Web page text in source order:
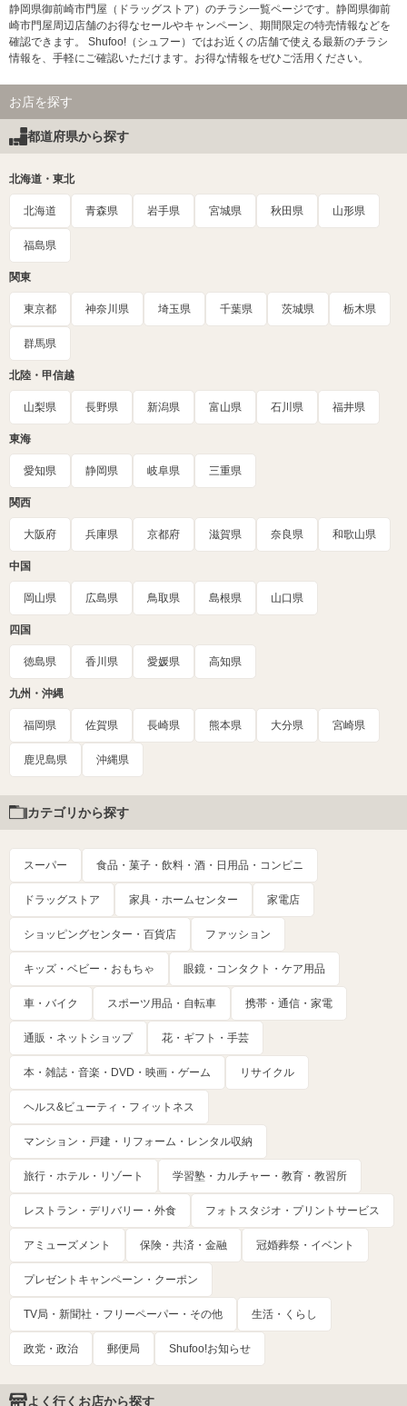
静岡県御前崎市門屋（ドラッグストア）のチラシ一覧ページです。静岡県御前
崎市門屋周辺店舗のお得なセールやキャンペーン、期間限定の特売情報などを
確認できます。 Shufoo!（シュフー）ではお近くの店舗で使える最新のチラシ
情報を、手軽にご確認いただけます。お得な情報をぜひご活用ください。
お店を探す
都道府県から探す
北海道・東北
北海道 青森県 岩手県 宮城県 秋田県 山形県
福島県
関東
東京都 神奈川県 埼玉県 千葉県 茨城県 栃木県
群馬県
北陸・甲信越
山梨県 長野県 新潟県 富山県 石川県 福井県
東海
愛知県 静岡県 岐阜県 三重県
関西
大阪府 兵庫県 京都府 滋賀県 奈良県 和歌山県
中国
岡山県 広島県 鳥取県 島根県 山口県
四国
徳島県 香川県 愛媛県 高知県
九州・沖縄
福岡県 佐賀県 長崎県 熊本県 大分県 宮崎県
鹿児島県 沖縄県
カテゴリから探す
スーパー 食品・菓子・飲料・酒・日用品・コンビニ
ドラッグストア 家具・ホームセンター 家電店
ショッピングセンター・百貨店 ファッション
キッズ・ベビー・おもちゃ 眼鏡・コンタクト・ケア用品
車・バイク スポーツ用品・自転車 携帯・通信・家電
通販・ネットショップ 花・ギフト・手芸
本・雑誌・音楽・DVD・映画・ゲーム リサイクル
ヘルス&ビューティ・フィットネス
マンション・戸建・リフォーム・レンタル収納
旅行・ホテル・リゾート 学習塾・カルチャー・教育・教習所
レストラン・デリバリー・外食 フォトスタジオ・プリントサービス
アミューズメント 保険・共済・金融 冠婚葬祭・イベント
プレゼントキャンペーン・クーポン
TV局・新聞社・フリーペーパー・その他 生活・くらし
政党・政治 郵便局 Shufoo!お知らせ
よく行くお店から探す